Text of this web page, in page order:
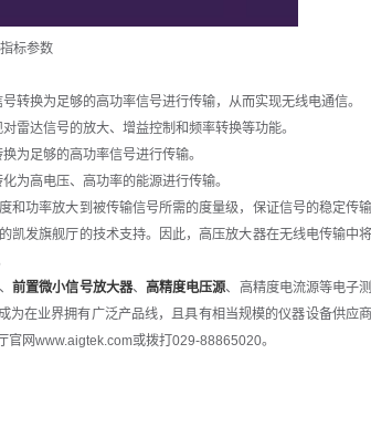
指标参数
换为足够的高功率信号进行传输，从而实现无线电通信。
达信号的放大、增益控制和频率转换等功能。
足够的高功率信号进行传输。
高电压、高功率的能源进行传输。
功率放大到被传输信号所需的度量级，保证信号的稳定传输
凯发旗舰厅的技术支持。因此，高压放大器在无线电传输中
前置微小信号放大器、 高精度电压源、高精度电流源等电子
在业界拥有广泛产品线，且具有相当规模的仪器设备供应商
网www.aigtek.com或拨打029-88865020。